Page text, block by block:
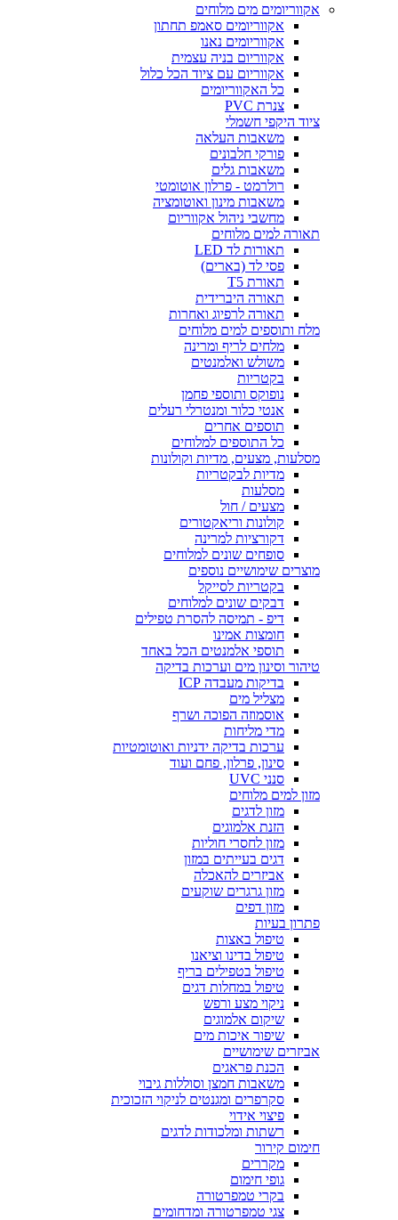
אקווריומים מים מלוחים
אקווריומים סאמפ תחתון
אקווריומים נאנו
אקווריום בניה עצמית
אקווריום עם ציוד הכל כלול
כל האקווריומים
צנרת PVC
ציוד היקפי חשמלי
משאבות העלאה
פורקי חלבונים
משאבות גלים
רולרמט - פרלון אוטומטי
משאבות מינון ואוטומציה
מחשבי ניהול אקווריום
תאורה למים מלוחים
תאורות לד LED
פסי לד (בארים)
תאורת T5
תאורה היברידית
תאורה לרפיוג ואחרות
מלח ותוספים למים מלוחים
מלחים לריף ומרינה
משולש ואלמנטים
בקטריות
נופוקס ותוספי פחמן
אנטי כלור ומנטרלי רעלים
תוספים אחרים
כל התוספים למלוחים
מסלעות, מצעים, מדיות וקולונות
מדיות לבקטריות
מסלעות
מצעים / חול
קולונות וריאקטורים
דקורציות למרינה
סופחים שונים למלוחים
מוצרים שימושיים נוספים
בקטריות לסייקל
דבקים שונים למלוחים
דיפ - תמיסה להסרת טפילים
חומצות אמינו
תוספי אלמנטים הכל באחד
טיהור וסינון מים וערכות בדיקה
בדיקות מעבדה ICP
מצליל מים
אוסמוזה הפוכה ושרף
מדי מליחות
ערכות בדיקה ידניות ואוטומטיות
סינון, פרלון, פחם ועוד
סנני UVC
מזון למים מלוחים
מזון לדגים
הזנת אלמוגים
מזון לחסרי חוליות
דגים בעייתים במזון
אביזרים להאכלה
מזון גרגרים שוקעים
מזון דפים
פתרון בעיות
טיפול באצות
טיפול בדינו וציאנו
טיפול בטפילים בריף
טיפול במחלות דגים
ניקוי מצע ורפש
שיקום אלמוגים
שיפור איכות מים
אביזרים שימושיים
הכנת פראגים
משאבות חמצן וסוללות גיבוי
סקרפרים ומגנטים לניקוי הזכוכית
פיצוי אידוי
רשתות ומלכודות לדגים
חימום קירור
מקררים
גופי חימום
בקרי טמפרטורה
צגי טמפרטורה ומדחומים